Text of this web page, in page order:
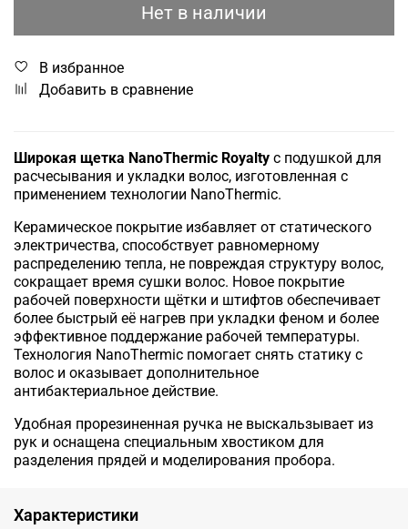
Нет в наличии
В избранное
Добавить в сравнение
Широкая щетка NanoThermic Royalty с подушкой для
расчесывания и укладки волос, изготовленная с
применением технологии NanoThermic.
Керамическое покрытие избавляет от статического
электричества, способствует равномерному
распределению тепла, не повреждая структуру волос,
сокращает время сушки волос. Новое покрытие
рабочей поверхности щётки и штифтов обеспечивает
более быстрый её нагрев при укладки феном и более
эффективное поддержание рабочей температуры.
Технология NanoThermic помогает снять статику с
волос и оказывает дополнительное
антибактериальное действие.
Удобная прорезиненная ручка не выскальзывает из
рук и оснащена специальным хвостиком для
разделения прядей и моделирования пробора.
Характеристики